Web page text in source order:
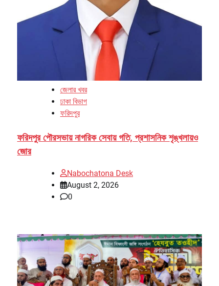
জেলার খবর
ঢাকা বিভাগ
ফরিদপুর
ফরিদপুর পৌরসভায় নাগরিক সেবায় গতি, প্রশাসনিক শৃঙ্খলায়ও
জোর
Nabochatona Desk
August 2, 2026
0